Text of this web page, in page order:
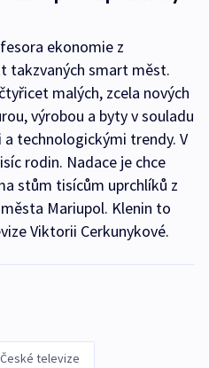
ekonomie z
takzvaných smart měst.
malých, zcela nových
výrobou a byty v souladu
technologickými trendy. V
rodin. Nadace je chce
stům tisícům uprchlíků z
Mariupol. Klenin to
Viktorii Cerkunykové.
televize